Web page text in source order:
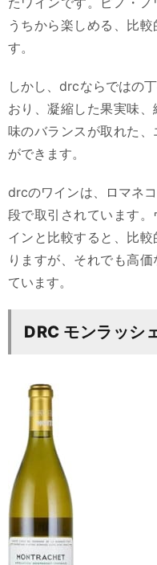
うちから楽しめる、比
す。
しかし、drcならではの
おり、凝縮した果実味
味のバランスが取れた
ができます。
drcのワインは、ロマネ
段で取引されています
インと比較すると、比
りますが、それでも高
ています。
DRC モンラッシ